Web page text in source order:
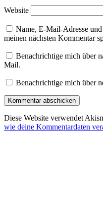
Website
Name, E-Mail-Adresse
meinen nächsten Kommentar
Benachrichtige mich über
Mail.
Benachrichtige mich über
Diese Website verwendet
wie deine Kommentardaten